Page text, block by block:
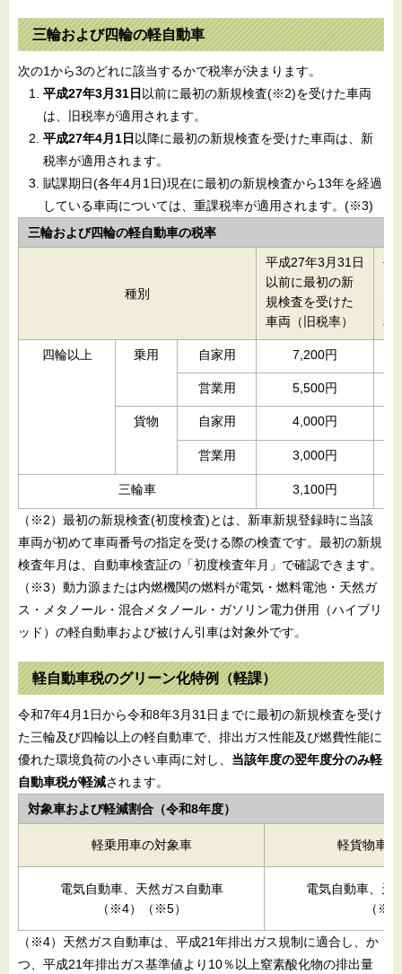
三輪および四輪の軽自動車
次の1から3のどれに該当するかで税率が決まります。
平成27年3月31日 以前に最初の新規検査(※2)を受けた車両
は、旧税率が適用されます。
平成27年4月1日 以降に最初の新規検査を受けた車両は、新
税率が適用されます。
賦課期日(各年4月1日)現在に最初の新規検査から13年を経過
している車両については、重課税率が適用されます。(※3)
三輪および四輪の軽自動車の税率
種別
平成27年3月31日
以前に最初の新
規検査を受けた
車両（旧税率）
平
規
車
四輪以上 乗用 自家用 7,200円
営業用 5,500円
貨物 自家用 4,000円
営業用 3,000円
三輪車 3,100円
（※2）最初の新規検査(初度検査)とは、新車新規登録時に当該
車両が初めて車両番号の指定を受ける際の検査です。最初の新規
検査年月は、自動車検査証の「初度検査年月」で確認できます。
（※3）動力源または内燃機関の燃料が電気・燃料電池・天然ガ
ス・メタノール・混合メタノール・ガソリン電力併用（ハイブリ
ッド）の軽自動車および被けん引車は対象外です。
軽自動車税のグリーン化特例（軽課）
令和7年4月1日から令和8年3月31日までに最初の新規検査を受け
た三輪及び四輪以上の軽自動車で、排出ガス性能及び燃費性能に
優れた環境負荷の小さい車両に対し、 当該年度の翌年度分のみ軽
自動車税が軽減されます。
対象車および軽減割合（令和8年度）
軽乗用車の対象車 軽貨物車
電気自動車、天然ガス自動車
（※4）（※5）
電気自動車、天
（※4
（※4）天然ガス自動車は、平成21年排出ガス規制に適合し、か
つ、平成21年排出ガス基準値より10％以上窒素酸化物の排出量